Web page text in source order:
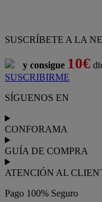
SUSCRÍBETE A LA
y consigue 10€
SUSCRIBIRME
SÍGUENOS EN
CONFORAMA
GUÍA DE COMPRA
ATENCIÓN AL
Pago 100% Seguro